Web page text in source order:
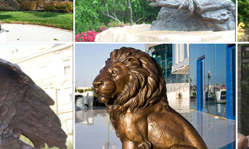
статуэтки Собаки, щенки
РФ. Символ 2018 года фарфоровые статуэтки Собаки,
и да будем с Вами удача!
года, подарите своим близким старинную…
вы найдете фигурки и декоративные фарфоровые
парных статуэток. 06.12.2017. Собака – символ 2018
статуэтка собаки стр.3
Утки Бронза по профессиям » Спортсмены